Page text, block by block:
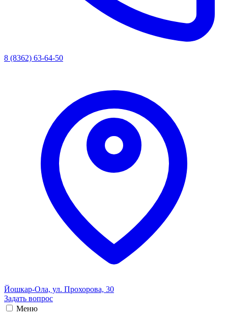
8 (8362) 63-64-50
Йошкар-Ола, ул. Прохорова, 30
Задать вопрос
Меню